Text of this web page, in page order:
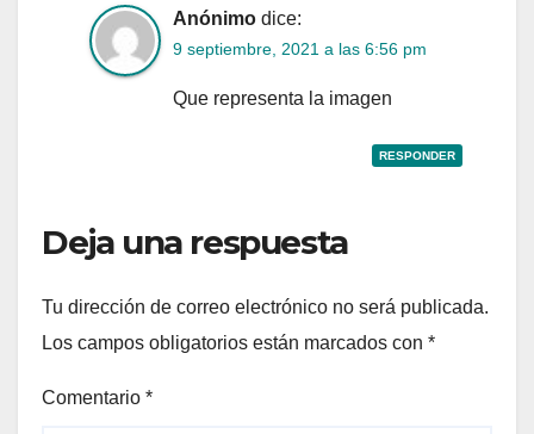
Anónimo dice:
9 septiembre, 2021 a las 6:56 pm
Que representa la imagen
RESPONDER
Deja una respuesta
Tu dirección de correo electrónico no será publicada.
Los campos obligatorios están marcados con *
Comentario *